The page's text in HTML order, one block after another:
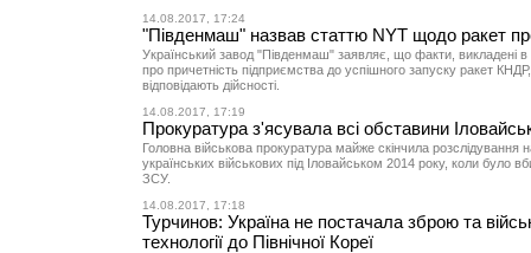
14.08.2017, 17:24
"Південмаш" назвав статтю NYT щодо ракет
Український завод "Південмаш" заявляє, що факти, викладені в
про причетність підприємства до успішного запуску ракет
відповідають дійсності.
14.08.2017, 17:19
Прокуратура з'ясувала всі обставини
Головна військова прокуратура майже скінчила розслідування
українських військових під Іловайськом 2014 року, коли було
ЗСУ.
14.08.2017, 17:18
Турчинов: Україна не постачала зброю та
технології до Північної Кореї